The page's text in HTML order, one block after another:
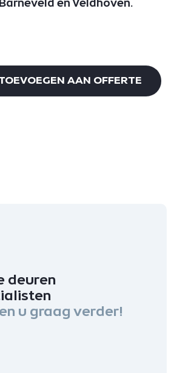
en Veldhoven.
AAN OFFERTE
deuren
u graag verder!